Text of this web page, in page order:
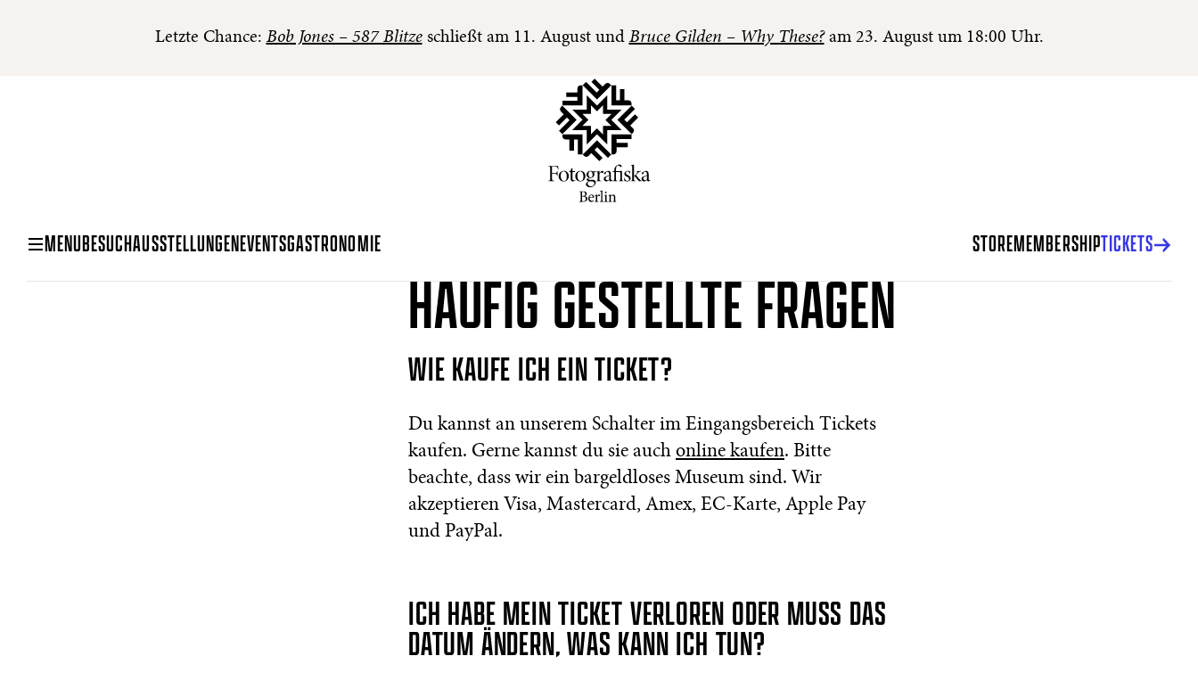
Letzte Chance: Bob Jones – 587 Blitzeschließt am 11. August und Bruce Gilden – Why These?am 23. August um 18:00 Uhr.
MENUBESUCHAUSSTELLUNGENEVENTSGASTRONOMIE STOREMEMBERSHIPTICKETS
HÄUFIG GESTELLTE FRAGEN
WIE KAUFE ICH EIN TICKET?
Du kannst an unserem Schalter im Eingangsbereich Tickets
kaufen. Gerne kannst du sie auch online kaufen. Bitte
beachte, dass wir ein bargeldloses Museum sind. Wir
akzeptieren Visa, Mastercard, Amex, EC-Karte, Apple Pay
und PayPal.
ICH HABE MEIN TICKET VERLOREN ODER MUSS DAS
DATUM ÄNDERN, WAS KANN ICH TUN?